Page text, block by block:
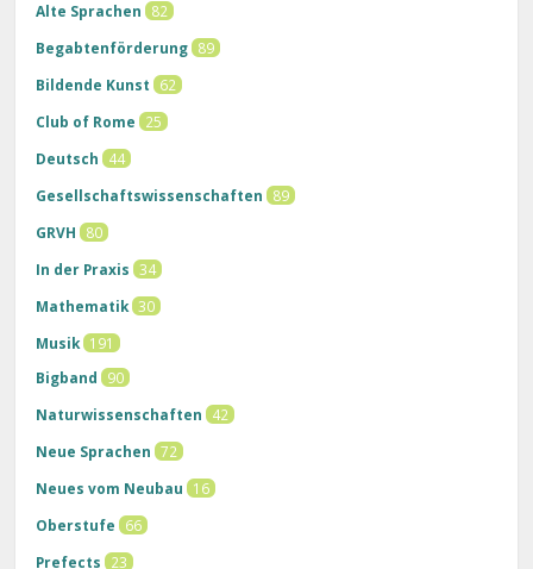
Alte Sprachen
82
Begabtenförderung 89
Bildende Kunst
62
Club of Rome
25
Deutsch
44
Gesellschaftswissenschaften
89
GRVH
80
In der Praxis 34
Mathematik 30
Musik 191
Bigband
90
Naturwissenschaften
42
Neue Sprachen 72
Neues vom Neubau
16
Oberstufe
66
Prefects
23